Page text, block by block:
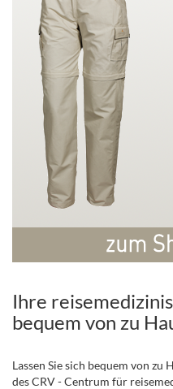
Ihre
bequem von zu
Lassen Sie sich bequem von zu
des CRV - Centrum für